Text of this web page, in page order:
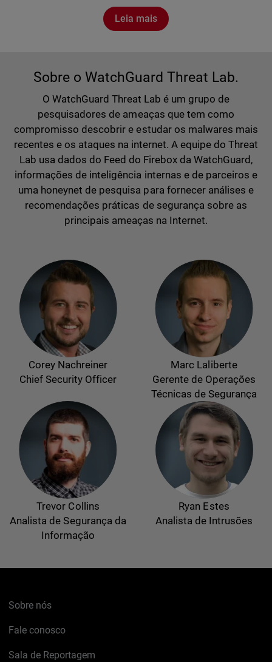
Leia mais
Sobre o WatchGuard Threat Lab.
O WatchGuard Threat Lab é um grupo de
pesquisadores de ameaças que tem como
compromisso descobrir e estudar os malwares mais
recentes e os ataques na internet. A equipe do Threat
Lab usa dados do Feed do Firebox da WatchGuard,
informações de inteligência internas e de parceiros e
uma honeynet de pesquisa para fornecer análises e
recomendações práticas de segurança sobre as
principais ameaças na Internet.
Corey Nachreiner
Chief Security Officer
Marc Laliberte
Gerente de Operações
Técnicas de Segurança
Trevor Collins
Analista de Segurança da
Informação
Ryan Estes
Analista de Intrusões
Sobre nós
Fale conosco
Sala de Reportagem